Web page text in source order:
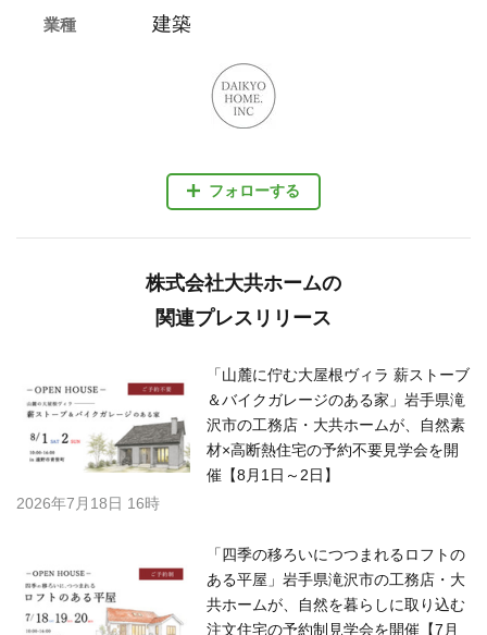
フォローする
業種 建築
株式会社大共ホームの
関連プレスリリース
「山麓に佇む大屋根ヴィラ 薪ストーブ
＆バイクガレージのある家」岩手県滝
沢市の工務店・大共ホームが、自然素
材×高断熱住宅の予約不要見学会を開
催【8月1日～2日】
2026年7月18日 16時
「四季の移ろいにつつまれるロフトの
ある平屋」岩手県滝沢市の工務店・大
共ホームが、自然を暮らしに取り込む
注文住宅の予約制見学会を開催【7月